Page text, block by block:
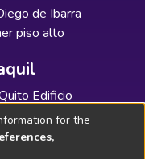
de Ibarra
piso alto
Edificio
baja
for the